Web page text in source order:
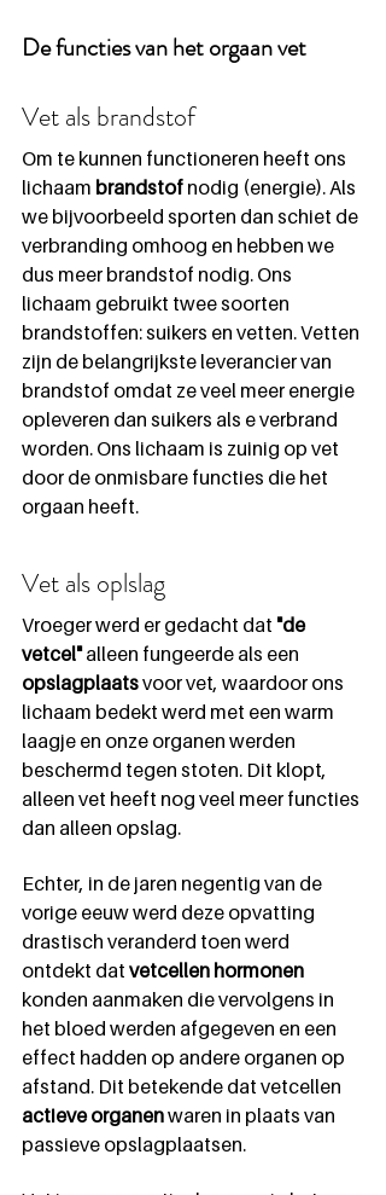
De functies van het orgaan vet
Vet als brandstof
Om te kunnen functioneren heeft ons
lichaam brandstof nodig (energie). Als
we bijvoorbeeld sporten dan schiet de
verbranding omhoog en hebben we
dus meer brandstof nodig. Ons
lichaam gebruikt twee soorten
brandstoffen: suikers en vetten. Vetten
zijn de belangrijkste leverancier van
brandstof omdat ze veel meer energie
opleveren dan suikers als e verbrand
worden. Ons lichaam is zuinig op vet
door de onmisbare functies die het
orgaan heeft.
Vet als oplslag
Vroeger werd er gedacht dat "de
vetcel" alleen fungeerde als een
opslagplaats voor vet, waardoor ons
lichaam bedekt werd met een warm
laagje en onze organen werden
beschermd tegen stoten. Dit klopt,
alleen vet heeft nog veel meer functies
dan alleen opslag.
Echter, in de jaren negentig van de
vorige eeuw werd deze opvatting
drastisch veranderd toen werd
ontdekt dat vetcellen hormonen
konden aanmaken die vervolgens in
het bloed werden afgegeven en een
effect hadden op andere organen op
afstand. Dit betekende dat vetcellen
actieve organen waren in plaats van
passieve opslagplaatsen.